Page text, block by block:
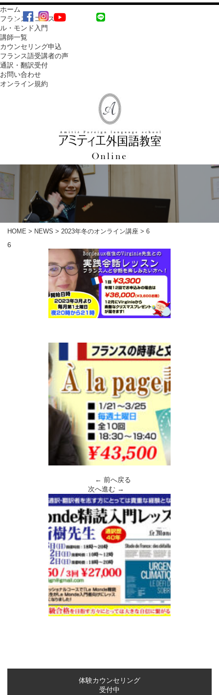
ホーム
フランス語コース
ル・モンド入門
講師一覧
カウンセリング申込
フランス語受講者の声
通訳・翻訳受付
お問い合わせ
オンライン規約
HOME > NEWS > 2023年冬のオンライン講座 > 6
6
← 前へ戻る
次へ進む →
体験カウンセリング
受付中